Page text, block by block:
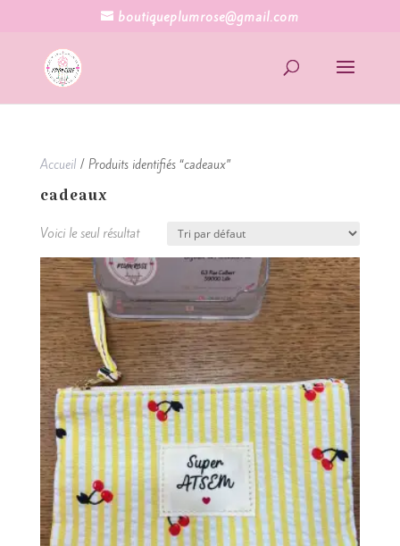
boutiqueplumrose@gmail.com
Accueil/ Produits identifiés “cadeaux”
cadeaux
Voici le seul résultat